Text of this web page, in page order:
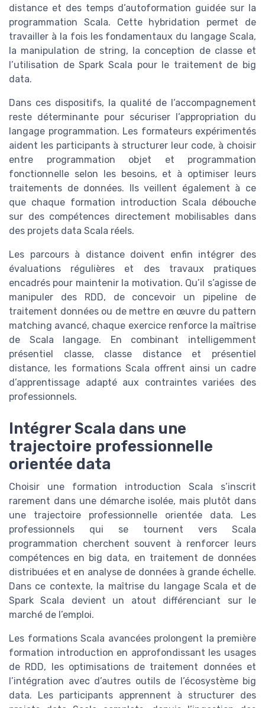
distance et des temps d’autoformation guidée sur la
programmation Scala. Cette hybridation permet de
travailler à la fois les fondamentaux du langage Scala,
la manipulation de string, la conception de classe et
l’utilisation de Spark Scala pour le traitement de big
data.
Dans ces dispositifs, la qualité de l’accompagnement
reste déterminante pour sécuriser l’appropriation du
langage programmation. Les formateurs expérimentés
aident les participants à structurer leur code, à choisir
entre programmation objet et programmation
fonctionnelle selon les besoins, et à optimiser leurs
traitements de données. Ils veillent également à ce
que chaque formation introduction Scala débouche
sur des compétences directement mobilisables dans
des projets data Scala réels.
Les parcours à distance doivent enfin intégrer des
évaluations régulières et des travaux pratiques
encadrés pour maintenir la motivation. Qu’il s’agisse de
manipuler des RDD, de concevoir un pipeline de
traitement données ou de mettre en œuvre du pattern
matching avancé, chaque exercice renforce la maîtrise
de Scala langage. En combinant intelligemment
présentiel classe, classe distance et présentiel
distance, les formations Scala offrent ainsi un cadre
d’apprentissage adapté aux contraintes variées des
professionnels.
Intégrer Scala dans une
trajectoire professionnelle
orientée data
Choisir une formation introduction Scala s’inscrit
rarement dans une démarche isolée, mais plutôt dans
une trajectoire professionnelle orientée data. Les
professionnels qui se tournent vers Scala
programmation cherchent souvent à renforcer leurs
compétences en big data, en traitement de données
distribuées et en analyse de données à grande échelle.
Dans ce contexte, la maîtrise du langage Scala et de
Spark Scala devient un atout différenciant sur le
marché de l’emploi.
Les formations Scala avancées prolongent la première
formation introduction en approfondissant les usages
de RDD, les optimisations de traitement données et
l’intégration avec d’autres outils de l’écosystème big
data. Les participants apprennent à structurer des